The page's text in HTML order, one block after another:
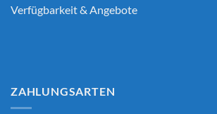
Verfügbarkeit & Angebote
ZAHLUNGSARTEN